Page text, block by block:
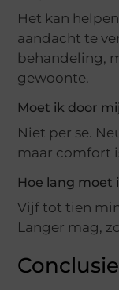
Het kan
aandacht te
behandeling,
gewoonte.
Moet ik door
Niet per se.
maar comfort
Hoe lang moet
Vijf tot tien
Langer mag,
Conclusie